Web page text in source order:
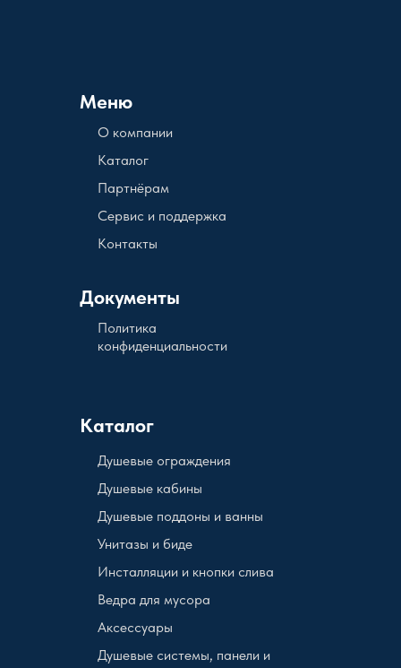
Меню
О компании
Документы
Каталог
Политика
конфиденциальности
Партнёрам
Сервис и поддержка
Контакты
Каталог
Душевые кабины
Душевые поддоны и ванны
Унитазы и биде
Инсталляции и кнопки слива
Ведра для мусора
Аксессуары
Душевые системы, панели и
Душевые ограждения